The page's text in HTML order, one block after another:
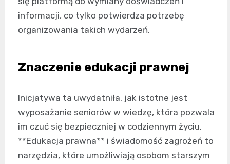
informacji, co tylko potwierdza potrzebę
organizowania takich wydarzeń.
Znaczenie edukacji prawnej
Inicjatywa ta uwydatniła, jak istotne jest
wyposażanie seniorów w wiedzę, która pozwala
im czuć się bezpieczniej w codziennym życiu.
**Edukacja prawna** i świadomość zagrożeń to
narzędzia, które umożliwiają osobom starszym